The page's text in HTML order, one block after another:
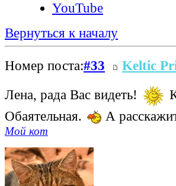
YouTube
Вернуться к началу
Номер поста:#33 Keltic
Лена, рада Вас видеть!
Обаятельная.
А
Мой кот